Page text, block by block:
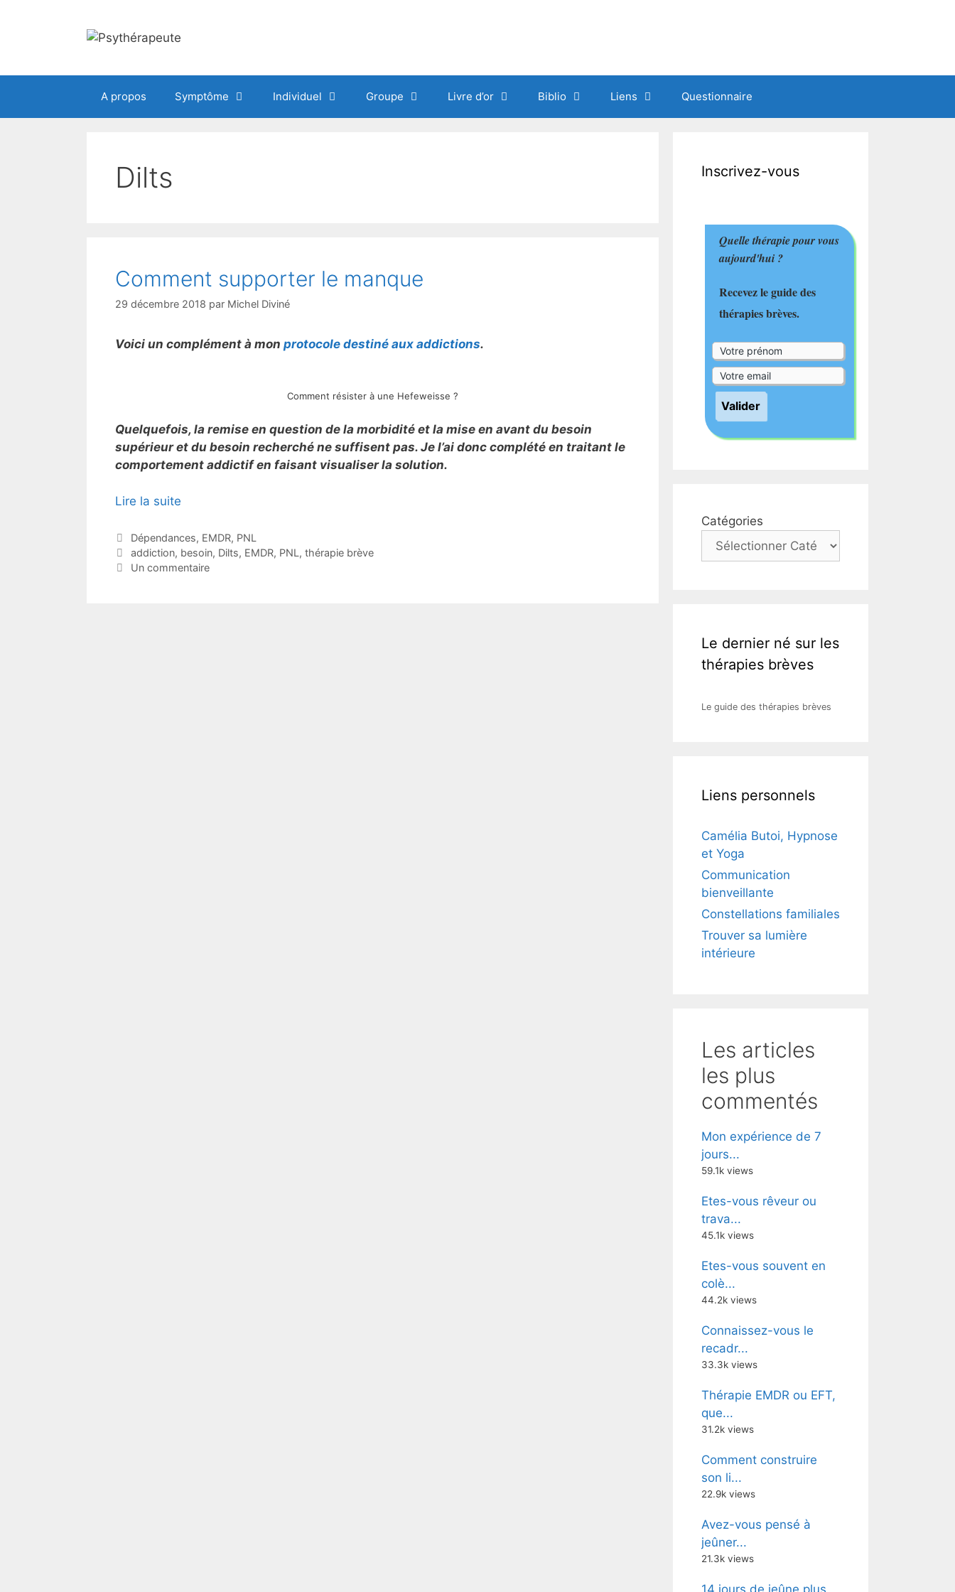
A propos Symptôme Individuel Groupe Livre d’or Biblio Liens Questionnaire
Dilts
Comment supporter le manque
29 décembre 2018 par Michel Diviné
Voici un complément à mon protocole destiné aux addictions.
Comment résister à une Hefeweisse ?
Quelquefois, la remise en question de la morbidité et la mise en avant du besoin
supérieur et du besoin recherché ne suffisent pas. Je l’ai donc complété en traitant le
comportement addictif en faisant visualiser la solution.
Lire la suite
Catégories
Dépendances, EMDR, PNL
Étiquettes
addiction, besoin, Dilts, EMDR, PNL, thérapie brève
Un commentaire
Inscrivez-vous
Quelle thérapie pour vous
aujourd'hui ?
Recevez le guide des
thérapies brèves.
Catégories
Le dernier né sur les
thérapies brèves
Le guide des thérapies brèves
Liens personnels
Camélia Butoi, Hypnose
et Yoga
Communication
bienveillante
Constellations familiales
Trouver sa lumière
intérieure
Les articles
les plus
commentés
Mon expérience de 7
jours...
59.1k views
Etes-vous rêveur ou
trava...
45.1k views
Etes-vous souvent en
colè...
44.2k views
Connaissez-vous le
recadr...
33.3k views
Thérapie EMDR ou EFT,
que...
31.2k views
Comment construire
son li...
22.9k views
Avez-vous pensé à
jeûner...
21.3k views
14 jours de jeûne plus